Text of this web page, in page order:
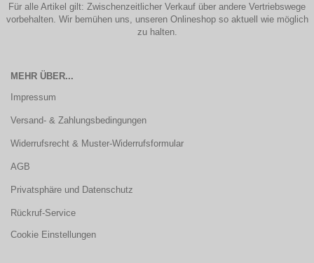
Für alle Artikel gilt: Zwischenzeitlicher Verkauf über andere Vertriebswege
vorbehalten. Wir bemühen uns, unseren Onlineshop so aktuell wie möglich
zu halten.
MEHR ÜBER...
Impressum
Versand- & Zahlungsbedingungen
Widerrufsrecht & Muster-Widerrufsformular
AGB
Privatsphäre und Datenschutz
Rückruf-Service
Cookie Einstellungen